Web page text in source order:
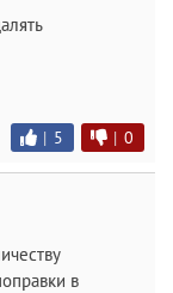
| 5 | 0
в